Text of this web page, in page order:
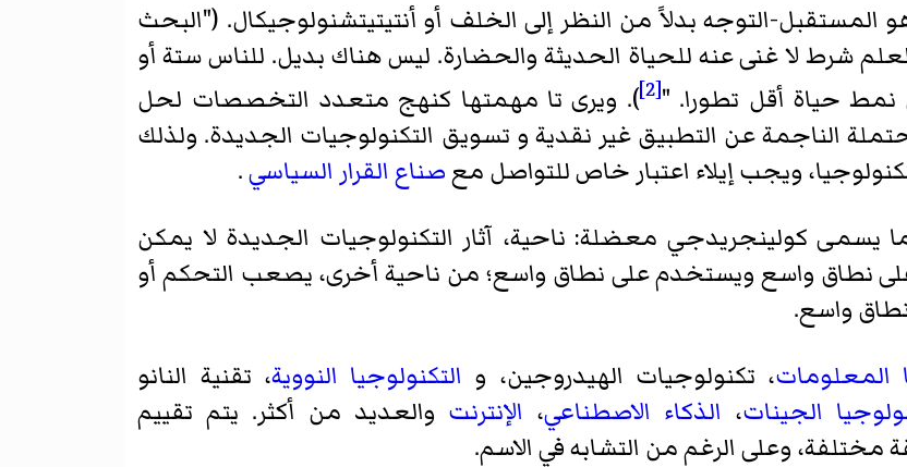
المستقبل-التوجه بدلاً من النظر إلى الخلف أو أنتيتيتشنولوجيكال. ("البحث
شرط لا غنى عنه للحياة الحديثة والحضارة. ليس هناك بديل. للناس ستة أو
نمط حياة أقل تطورا. "[2] ). ويرى تا مهمتها كنهج متعدد التخصصات لحل
الناجمة عن التطبيق غير نقدية و تسويق التكنولوجيات الجديدة. ولذلك
ويجب إيلاء اعتبار خاص للتواصل معصناع القرار السياسي.
يسمى كولينجريدجي معضلة: ناحية، آثار التكنولوجيات الجديدة لا يمكن
على نطاق واسع ويستخدم على نطاق واسع؛ من ناحية أخرى، يصعب التحكم أو
واسع.
المعلومات، تكنولوجيات الهيدروجين، و التكنولوجيا النووية، تقنية النانو
الجينات، الذكاء الاصطناعي، الإنترنت والعديد من أكثر. يتم تقييم
مختلفة، وعلى الرغم من التشابه في الاسم.